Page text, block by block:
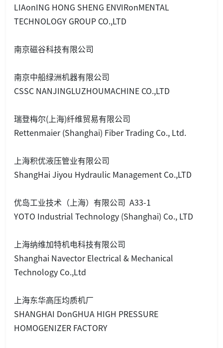
LIAonING HONG SHENG ENVIRonMENTAL
TECHNOLOGY GROUP CO.,LTD
南京磁谷科技有限公司
南京中船绿洲机器有限公司
CSSC NANJINGLUZHOUMACHINE CO.,LTD
瑞登梅尔(上海)纤维贸易有限公司
Rettenmaier (Shanghai) Fiber Trading Co., Ltd.
上海积优液压管业有限公司
ShangHai Jiyou Hydraulic Management Co.,LTD
优岛工业技术（上海）有限公司 A33-1
YOTO Industrial Technology (Shanghai) Co., LTD
上海纳维加特机电科技有限公司
Shanghai Navector Electrical & Mechanical
Technology Co.,Ltd
上海东华高压均质机厂
SHANGHAI DonGHUA HIGH PRESSURE
HOMOGENIZER FACTORY